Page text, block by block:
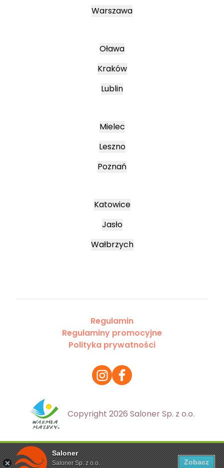
Saloner
Saloner Sp. z o.o. Zobacz
Ta strona korzysta z plików cookies. Aby dowiedzieć się
Warszawa
Oława
Kraków
Lublin
Mielec
Leszno
Poznań
Katowice
Jasło
Wałbrzych
Regulamin
Regulaminy promocyjne
Polityka prywatności
Copyright 2026 Saloner Sp. z o.o.